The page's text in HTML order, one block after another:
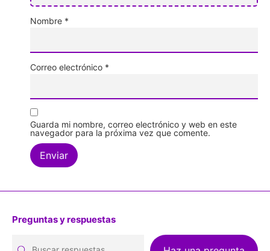
Nombre *
Correo electrónico *
Guarda mi nombre, correo electrónico y web en este
navegador para la próxima vez que comente.
Preguntas y respuestas